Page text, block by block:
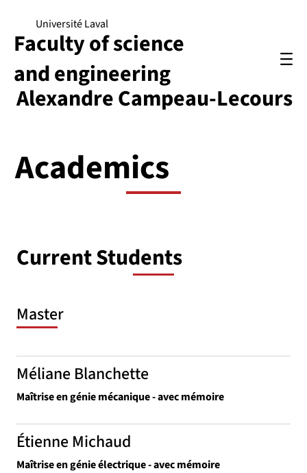
Alexandre Campeau-Lecours
Université Laval
Faculty of science
and engineering
Academics
Current Students
Master
Méliane Blanchette
Maîtrise en génie mécanique - avec mémoire
Étienne Michaud
Maîtrise en génie électrique - avec mémoire